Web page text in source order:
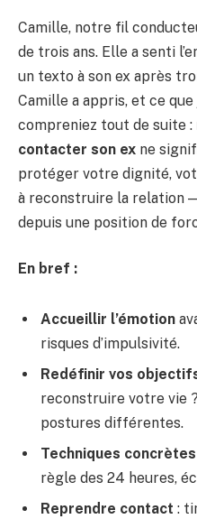
Camille, notre fil
de trois ans. Elle a senti
un texto à son ex après
Camille a appris, et ce que
compreniez tout de suite :
contacter son ex ne
protéger votre dignité,
à reconstruire la relation
depuis une position de
En bref :
Accueillir l’émotion
risques d’impulsivité.
Redéfinir vos
reconstruire votre vie
postures différentes.
Techniques concrètes
règle des 24 heures,
Reprendre contact :